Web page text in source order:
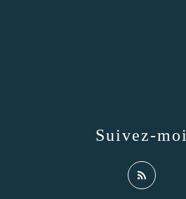
Suivez-moi